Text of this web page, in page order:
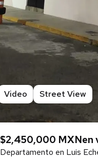
Video Street View
$2,450,000 MXNen
Departamento en Luis